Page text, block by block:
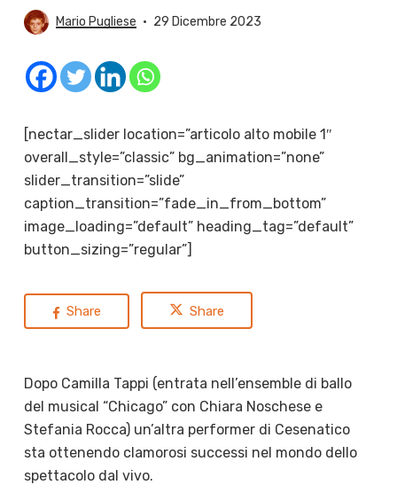
Mario Pugliese 29 Dicembre 2023
[nectar_slider location=”articolo alto mobile 1″
overall_style=”classic” bg_animation=”none”
slider_transition=”slide”
caption_transition=”fade_in_from_bottom”
image_loading=”default” heading_tag=”default”
button_sizing=”regular”]
Share Share
Dopo Camilla Tappi (entrata nell’ensemble di ballo
del musical “Chicago” con Chiara Noschese e
Stefania Rocca)un’altra performer di Cesenatico
sta ottenendo clamorosi successi nel mondo dello
spettacolo dal vivo.